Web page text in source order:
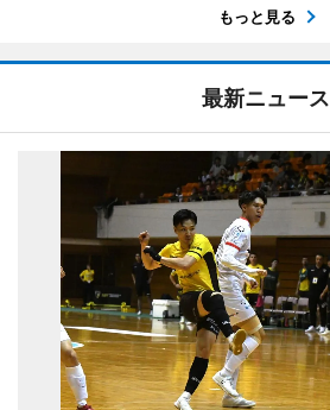
もっと見る
最新ニュース